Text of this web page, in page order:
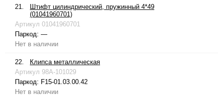
21.
Штифт цилиндрический, пружинный 4*49
(01041960701)
Артикул 01041960701
Паркод: —
Нет в наличии
22.
Клипса металлическая
Артикул 98A-101029
Паркод: F15-01.03.00.42
Нет в наличии